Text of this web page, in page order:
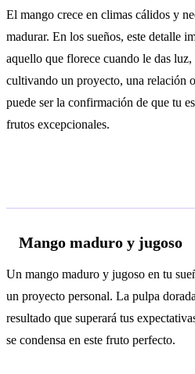
El mango crece en climas cálidos y
madurar. En los sueños, este detalle
aquello que florece cuando le das
cultivando un proyecto, una relación
puede ser la confirmación de que tu
frutos excepcionales.
Mango maduro y jugoso
Un mango maduro y jugoso en tu
un proyecto personal. La pulpa
resultado que superará tus
se condensa en este fruto perfecto.